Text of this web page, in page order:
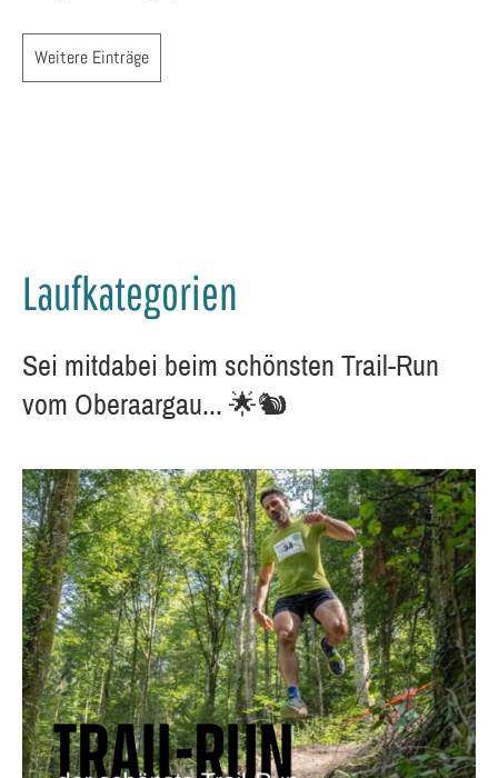
Weitere Einträge
Laufkategorien
Sei mitdabei beim schönsten Trail-Run
vom Oberaargau... 🌟🐿